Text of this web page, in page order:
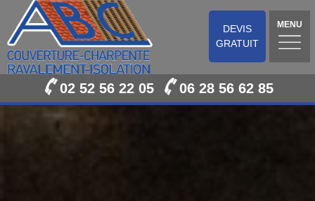
DEVIS
GRATUIT
MENU
02 52 56 22 05 06 28 56 62 85